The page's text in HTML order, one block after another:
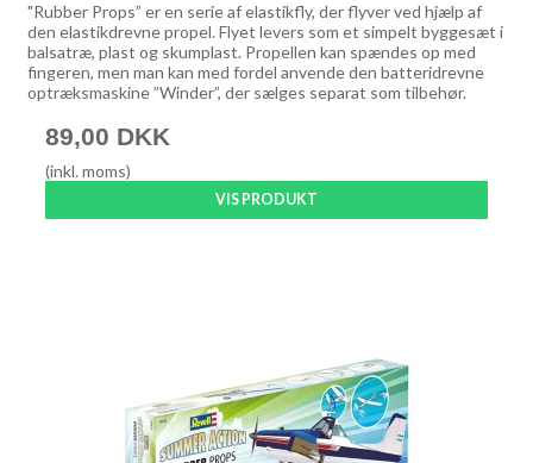
"Rubber Props” er en serie af elastikfly, der flyver ved hjælp af
den elastikdrevne propel. Flyet levers som et simpelt byggesæt i
balsatræ, plast og skumplast. Propellen kan spændes op med
fingeren, men man kan med fordel anvende den batteridrevne
optræksmaskine ”Winder”, der sælges separat som tilbehør.
89,00 DKK
(inkl. moms)
VIS PRODUKT